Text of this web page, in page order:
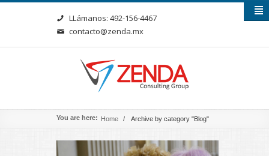
LLámanos: 492-156-4467
contacto@zenda.mx
You are here: Home / Archive by category "Blog"